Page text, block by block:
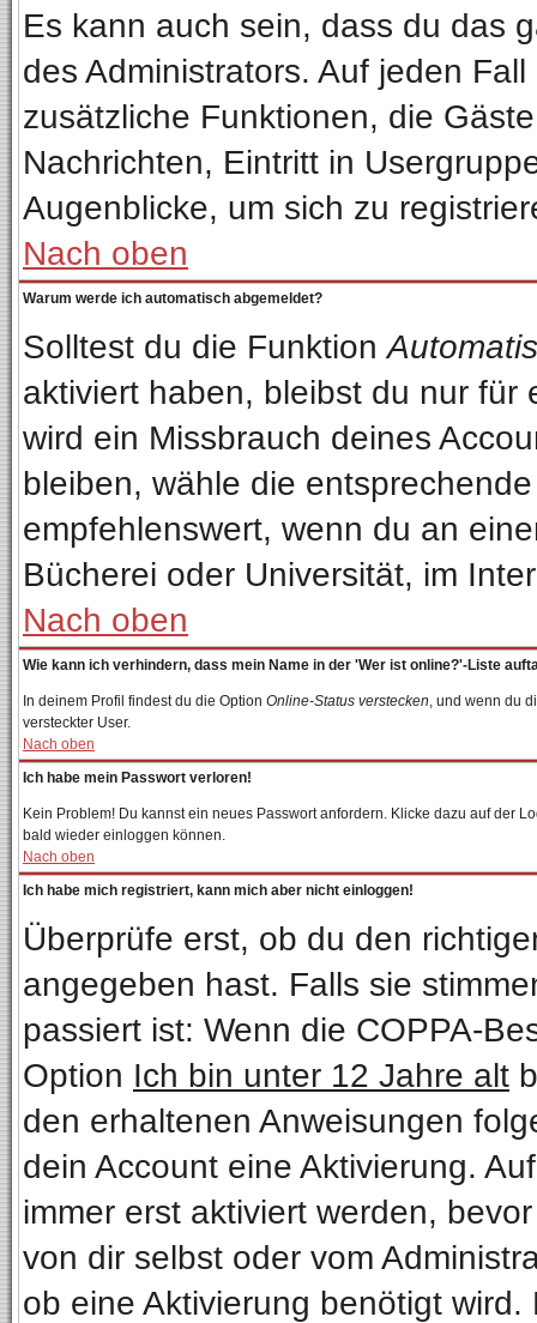
Es kann auch sein, dass du das
des Administrators. Auf jeden
zusätzliche Funktionen, die
Nachrichten, Eintritt in
Augenblicke, um sich zu
Nach oben
Warum werde ich automatisch abgemeldet?
Solltest du die Funktion
aktiviert haben, bleibst du nur
wird ein Missbrauch deines
bleiben, wähle die
empfehlenswert, wenn du an
Bücherei oder Universität, im
Nach oben
Wie kann ich verhindern, dass mein Name in der 'Wer ist online?'-Liste
In deinem Profil findest du die Option Online-Status verstecken, und wenn du
versteckter User.
Nach oben
Ich habe mein Passwort verloren!
Kein Problem! Du kannst ein neues Passwort anfordern. Klicke dazu auf der
bald wieder einloggen können.
Nach oben
Ich habe mich registriert, kann mich aber nicht einloggen!
Überprüfe erst, ob du den
angegeben hast. Falls sie
passiert ist: Wenn die COPPA-
Option Ich bin unter 12 Jahre alt
den erhaltenen Anweisungen
dein Account eine Aktivierung.
immer erst aktiviert werden,
von dir selbst oder vom
ob eine Aktivierung benötigt